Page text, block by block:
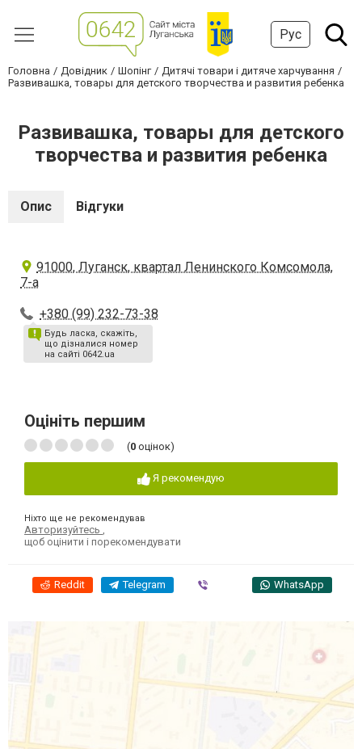
Рус
Головна Довідник Шопінг
Дитячі товари і дитяче харчування
Развивашка, товары для детского творчества и развития ребенка
Развивашка, товары для детского
творчества и развития ребенка
Опис Відгуки
91000, Луганск, квартал Ленинского Комсомола,
7-а
+380 (99) 232-73-38
Будь ласка, скажіть,
що дізналися номер
на сайті 0642.ua
Оцініть першим
(0 оцінок)
Я рекомендую
Ніхто ще не рекомендував
Авторизуйтесь
щоб оцінити і порекомендувати
Reddit Telegram WhatsApp